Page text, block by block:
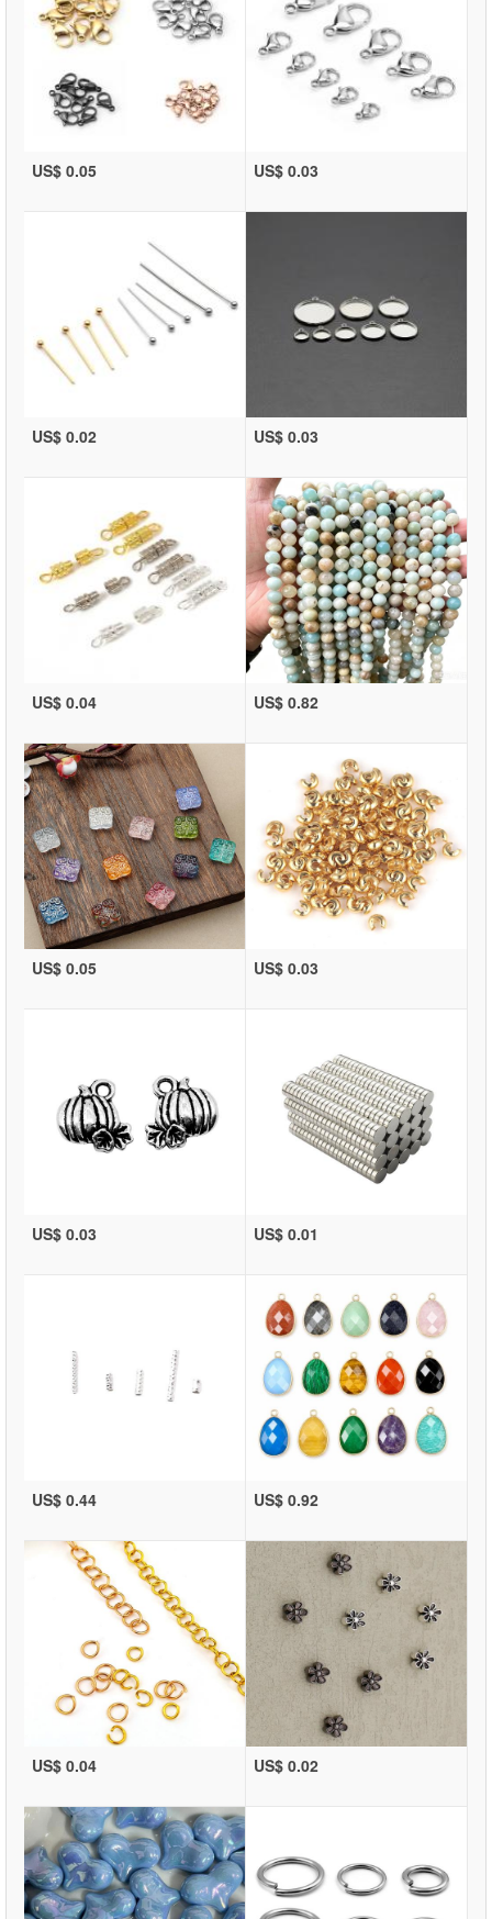
US$ 0.05 US$ 0.03
US$ 0.02 US$ 0.03
US$ 0.04 US$ 0.82
US$ 0.05 US$ 0.03
US$ 0.03 US$ 0.01
US$ 0.44 US$ 0.92
US$ 0.04 US$ 0.02